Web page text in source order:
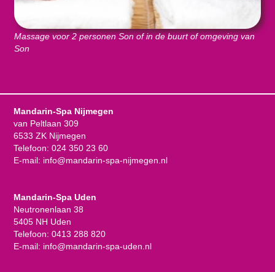
Massage voor 2 personen Son of in de buurt of omgeving van
Son
Mandarin-Spa Nijmegen
van Peltlaan 309
6533 ZK Nijmegen
Telefoon: 024 350 23 60
E-mail: info@mandarin-spa-nijmegen.nl
Mandarin-Spa Uden
Neutronenlaan 38
5405 NH Uden
Telefoon: 0413 288 820
E-mail: info@mandarin-spa-uden.nl